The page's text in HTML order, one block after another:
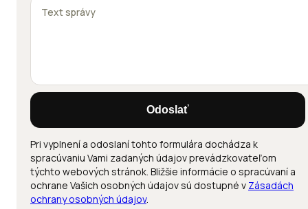
Odoslať
Pri vyplnení a odoslaní tohto formulára dochádza k
spracúvaniu Vami zadaných údajov prevádzkovateľom
týchto webových stránok. Bližšie informácie o spracúvaní a
ochrane Vašich osobných údajov sú dostupné v Zásadách
ochrany osobných údajov.